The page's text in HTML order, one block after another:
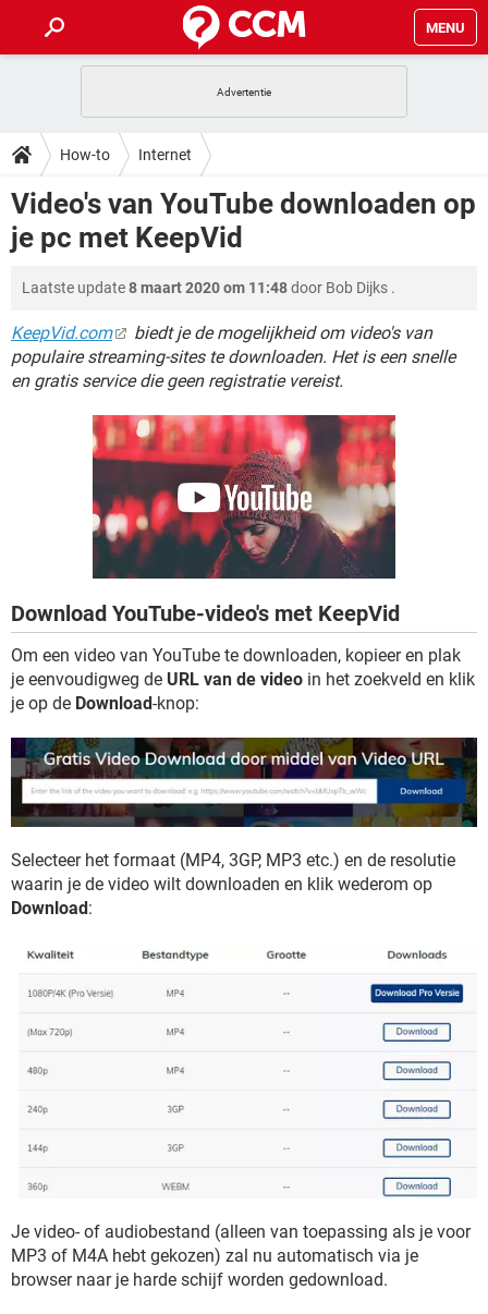
MENU
INSTAGRAM
NETFLIX CORONAVIRUS
GRATIS
HOW-TO
VIDEOBELLEN
INSTAGRAM WINDOWS 10
NETFLIX
GRATIS SNAPCHAT
TIKTOK
DOWNLOADS
VIDEOBELLEN
GRATIS SNAPCHAT
TIKTOK
FORUM
VIDEOBELLEN GAMES
INSTAGRAM WINDOWS 10
NETFLIX CORONAVIRUS
VIDEOBELLEN GAMES
INSTAGRAM WINDOWS 10
CORONAVIRUS
SNAPCHAT
How-to Internet
Video's van YouTube downloaden op
je pc met KeepVid
Laatste update8 maart 2020 om 11:48door Bob Dijks .
KeepVid.com
biedt je de mogelijkheid om video's van
populaire streaming-sites te downloaden. Het is een snelle
en gratis service die geen registratie vereist.
Download YouTube-video's met KeepVid
Om een video van YouTube te downloaden, kopieer en plak
je eenvoudigweg de URL van de video in het zoekveld en klik
je op de Download-knop:
Selecteer het formaat (MP4, 3GP, MP3 etc.) en de resolutie
waarin je de video wilt downloaden en klik wederom op
Download :
Je video- of audiobestand (alleen van toepassing als je voor
MP3 of M4A hebt gekozen) zal nu automatisch via je
browser naar je harde schijf worden gedownload.